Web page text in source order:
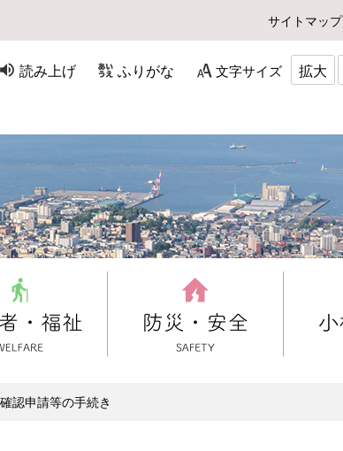
サイトマップ
読み上げ ふりがな 文字サイズ 拡大
確認申請等の手続き